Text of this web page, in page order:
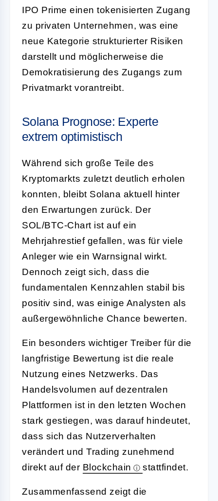
IPO Prime einen tokenisierten Zugang
zu privaten Unternehmen, was eine
neue Kategorie strukturierter Risiken
darstellt und möglicherweise die
Demokratisierung des Zugangs zum
Privatmarkt vorantreibt.
Solana Prognose: Experte
extrem optimistisch
Während sich große Teile des
Kryptomarkts zuletzt deutlich erholen
konnten, bleibt Solana aktuell hinter
den Erwartungen zurück. Der
SOL/BTC-Chart ist auf ein
Mehrjahrestief gefallen, was für viele
Anleger wie ein Warnsignal wirkt.
Dennoch zeigt sich, dass die
fundamentalen Kennzahlen stabil bis
positiv sind, was einige Analysten als
außergewöhnliche Chance bewerten.
Ein besonders wichtiger Treiber für die
langfristige Bewertung ist die reale
Nutzung eines Netzwerks. Das
Handelsvolumen auf dezentralen
Plattformen ist in den letzten Wochen
stark gestiegen, was darauf hindeutet,
dass sich das Nutzerverhalten
verändert und Trading zunehmend
direkt auf der Blockchain stattfindet.
Zusammenfassend zeigt die